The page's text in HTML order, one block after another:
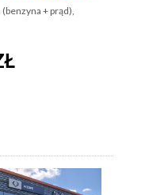
+ prąd),